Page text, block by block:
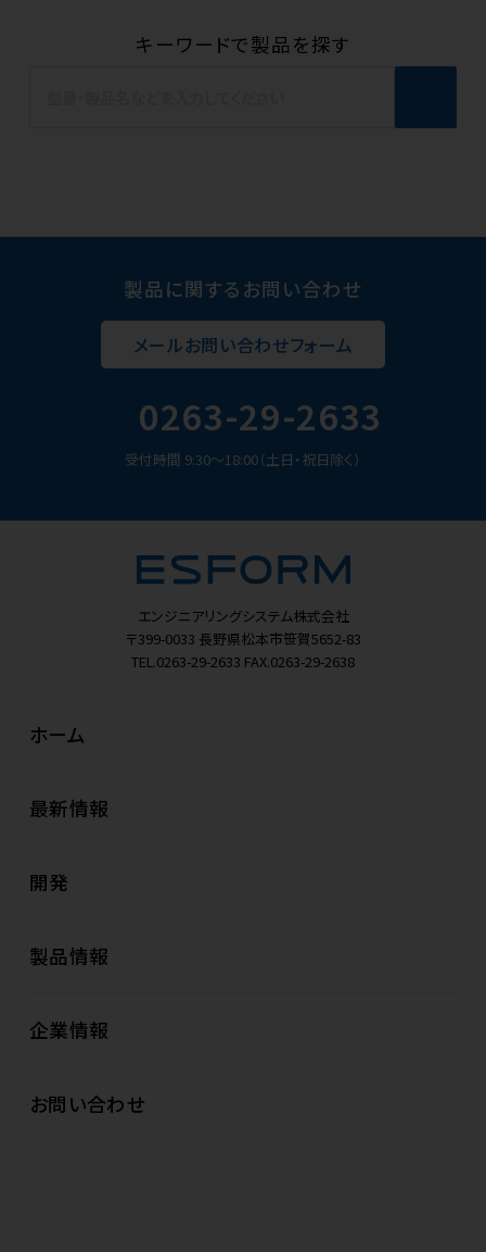
キーワードで製品を探す
製品に関するお問い合わせ
メールお問い合わせフォーム
0263-29-2633
受付時間 9:30～18:00（土日・祝日除く）
エンジニアリングシステム株式会社
〒399-0033 長野県松本市笹賀5652-83
TEL.0263-29-2633 FAX.0263-29-2638
ホーム
最新情報
開発
製品情報
企業情報
お問い合わせ